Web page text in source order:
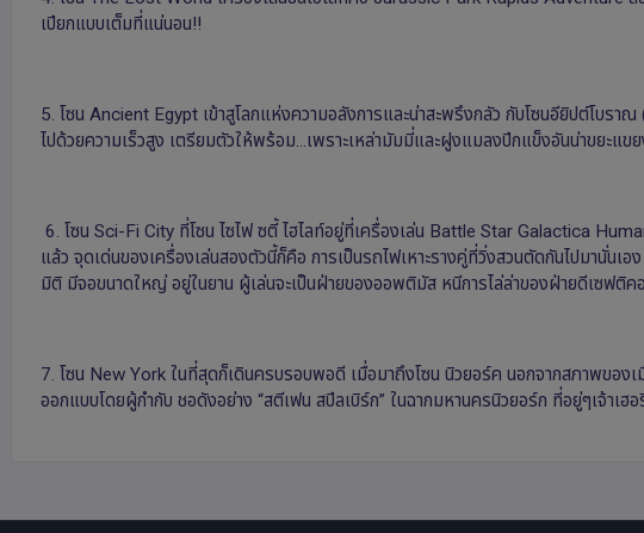
เปียกแบบเต็มที่แน่นอน!!
5. โซน Ancient Egypt เข้าสูโลกแห่งความอลังการและน่าสะพรึงกลัว กับโซนอียิปต์โบร
ไปด้วยความเร็วสูง เตรียมตัวให้พร้อม...เพราะเหล่ามัมมี่และฝูงแมลงปีกแข็งอันน่าขยะแข
6. โซน Sci-Fi City ที่โซน ไซไฟ ซตี้ ไฮไลท์อยู่ที่เครื่องเล่น Battle Star Galactica
แล้ว จุดเด่นของเครื่องเล่นสองตัวนี้ก็คือ การเป็นรถไฟเหาะรางคู่ที่วิ่งสวนตัดกันไปมานั่
มิติ มีจอขนาดใหญ่ อยู่ในยาน ผู้เล่นจะเป็นฝ่ายของออพติมัส หนีการไล่ล่าของฝ่ายดีเซฟติค
7. โซน New York ในที่สุดก็เดินครบรอบพอดี เมื่อมาถึงโซน นิวยอร์ค นอกจากสภาพขอ
ออกแบบโดยผู้กํากับ ชอดังอย่าง “สตีเฟน สปีลเบิร์ก” ในฉากมหานครนิวยอร์ก ที่อยู่ๆเจ้า